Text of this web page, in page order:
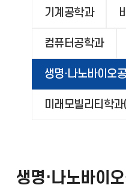
기계공학과
컴퓨터공학과
생명·나노바이오
미래모빌리티학
생명·나노바